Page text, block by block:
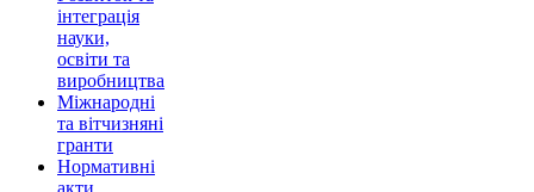
інтеграція
науки,
освіти та
виробництва
Міжнародні
та вітчизняні
гранти
Нормативні